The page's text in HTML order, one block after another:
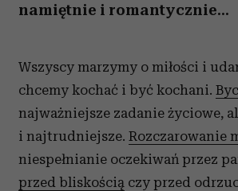
namiętnie i romantycznie...
Wszyscy marzymy o miłości i
chcemy kochać i być kochani.
najważniejsze zadanie życiowe,
i najtrudniejsze. Rozczarowanie
niespełnianie oczekiwań przez
przed bliskością czy przed